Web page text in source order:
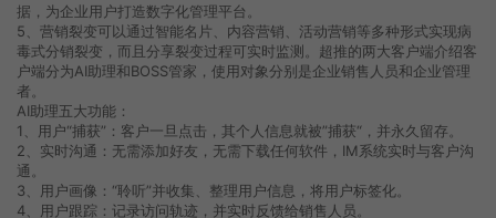
据，为企业用户打造数字化管理平台。
5、营销裂变可以通过智能名片、内容营销、活动营销等多种形式实现病
毒式分销裂变，而且分享裂变过程可实时监测。超推的两大客户端介绍客
户端分为AI助理和BOSS管家，使用对象分别是企业销售人员和企业管理
者。
AI助理五大功能：
1、用户“捕获”：客户一旦点击，其个人信息就被”捕获“，并永久留存。
2、实时沟通：无需添加好友，无需下载任何软件，IM系统实时与客户沟
通。
3、用户画像：“聆听”并收集、整理用户信息，将用户标签化。
4、用户跟踪：记录访问轨迹，并实时反馈给销售人员。